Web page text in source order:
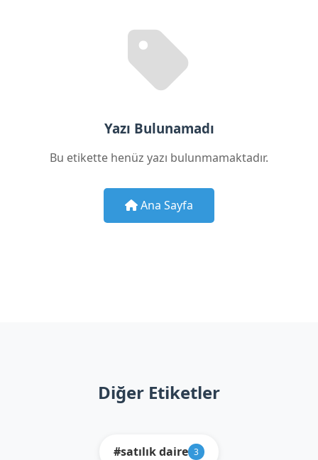
Yazı Bulunamadı
Bu etikette henüz yazı bulunmamaktadır.
Ana Sayfa
Diğer Etiketler
#satılık daire 3